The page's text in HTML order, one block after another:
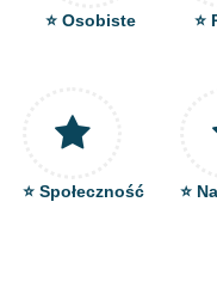
⭐ Osobiste ⭐
⭐ Społeczność ⭐